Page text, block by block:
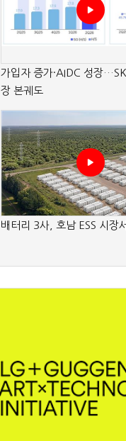
가입자 증가·AIDC 성장
장 본궤도
배터리 3사, 호남 ESS 시장서